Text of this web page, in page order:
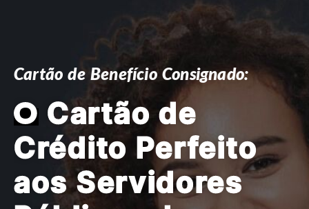
Cartão de Benefício Consignado:
O Cartão de
Crédito Perfeito
aos Servidores